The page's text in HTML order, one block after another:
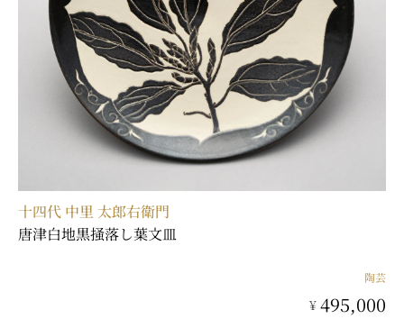
十四代 中里 太郎右衛門
唐津白地黒掻落し葉文皿
陶芸
¥ 495,000